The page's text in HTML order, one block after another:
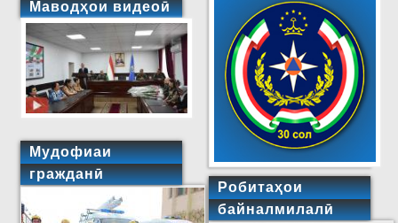
Маводҳои видеоӣ
Мудофиаи
гражданӣ
Робитаҳои
байналмилалӣ